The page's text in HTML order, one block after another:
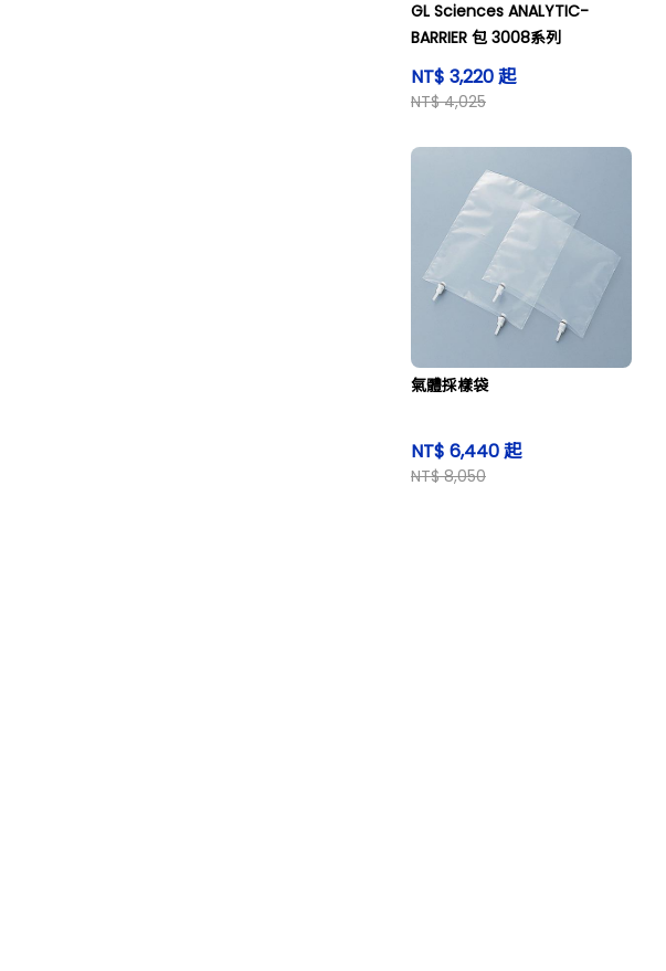
GL Sciences ANALYTIC-
BARRIER 包 3008系列
NT$ 3,220 起
NT$ 4,025
氣體採樣袋
NT$ 6,440 起
NT$ 8,050